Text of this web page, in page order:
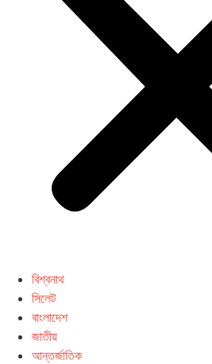
বিশ্বনাথ
সিলেট
বাংলাদেশ
জাতীয়
আন্তর্জাতিক